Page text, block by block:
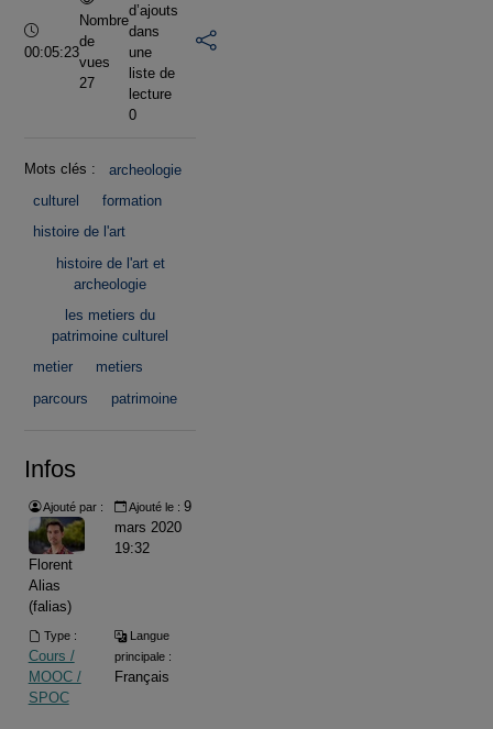
Durée :
00:05:23
Nombre
de
vues
27
d’ajouts
dans
une
liste de
lecture
0
Mots clés :
archeologie
culturel
formation
histoire de l'art
histoire de l'art et
archeologie
les metiers du
patrimoine culturel
metier
metiers
parcours
patrimoine
Infos
Ajouté par :
Florent
Alias
(falias)
Ajouté le : 9
mars 2020
19:32
Type :
Cours /
MOOC /
SPOC
Langue
principale :
Français